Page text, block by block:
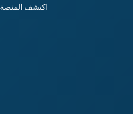
اكتشف المنصة